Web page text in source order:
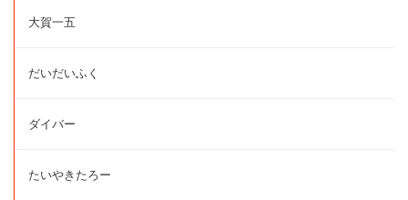
大賀一五
だいだいふく
ダイバー
たいやきたろー